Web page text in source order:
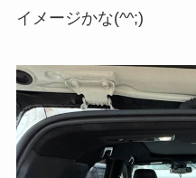
イメージかな(^^;)